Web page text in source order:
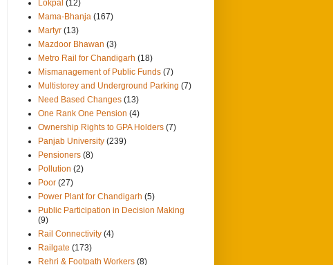
Lokpal (12)
Mama-Bhanja (167)
Martyr (13)
Mazdoor Bhawan (3)
Metro Rail for Chandigarh (18)
Mismanagement of Public Funds (7)
Multistorey and Underground Parking (7)
Need Based Changes (13)
One Rank One Pension (4)
Ownership Rights to GPA Holders (7)
Panjab University (239)
Pensioners (8)
Pollution (2)
Poor (27)
Power Plant for Chandigarh (5)
Public Participation in Decision Making
(9)
Rail Connectivity (4)
Railgate (173)
Rehri & Footpath Workers (8)